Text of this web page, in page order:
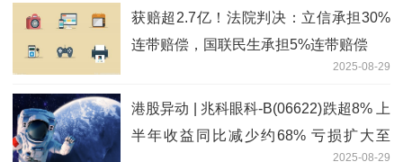
获赔超2.7亿！法院判决：立信承担30%
连带赔偿，国联民生承担5%连带赔偿
2025-08-29
港股异动 | 兆科眼科-B(06622)跌超8% 上
半年收益同比减少约68% 亏损扩大至
2025-08-29